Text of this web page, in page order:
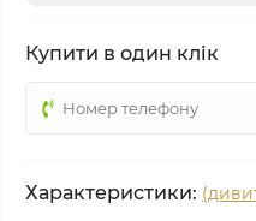
Купити в один клік
Характеристики: